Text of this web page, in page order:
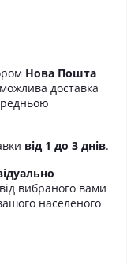
Нова Пошта
доставка
від 1 до 3 днів.
вибраного вами
населеного